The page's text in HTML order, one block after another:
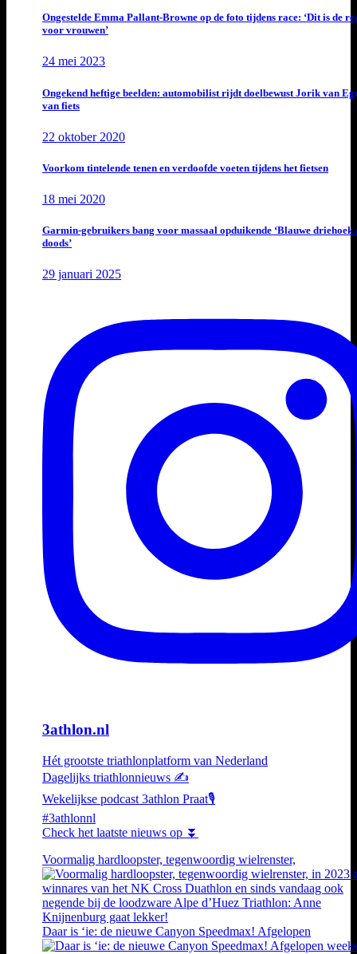
Ongestelde Emma Pallant-Browne op de foto tijdens race: ‘Dit is de
voor vrouwen’
24 mei 2023
Ongekend heftige beelden: automobilist rijdt doelbewust Jorik van
van fiets
22 oktober 2020
Voorkom tintelende tenen en verdoofde voeten tijdens het fietsen
18 mei 2020
Garmin-gebruikers bang voor massaal opduikende ‘Blauwe driehoek
doods’
29 januari 2025
3athlon.nl
Hét grootste triathlonplatform van Nederland
Dagelijks triathlonnieuws ✍️
Wekelijkse podcast 3athlon Praat🎙️
#3athlonnl
Check het laatste nieuws op ⏬
Voormalig hardloopster, tegenwoordig wielrenster,
Daar is ‘ie: de nieuwe Canyon Speedmax! Afgelopen